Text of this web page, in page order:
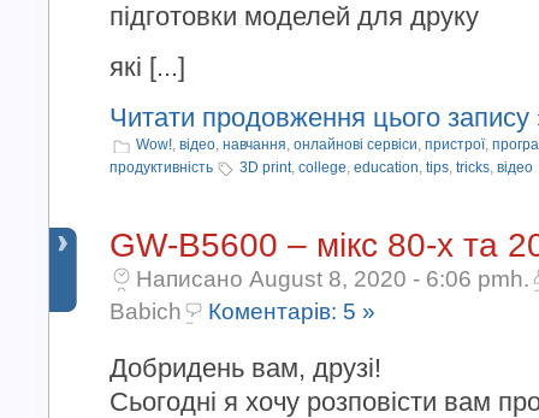
підготовки моделей для друку
які [...]
Читати продовження цього запису
Wow!, відео, навчання, онлайнові сервіси, пристрої,
продуктивність
3D print, college, education, tips, tricks, відео
GW-B5600 – мікс 80-х та
Написано August 8, 2020 - 6:06 pmh.
Babich
Коментарів: 5 »
Добридень вам, друзі!
Сьогодні я хочу розповісти вам